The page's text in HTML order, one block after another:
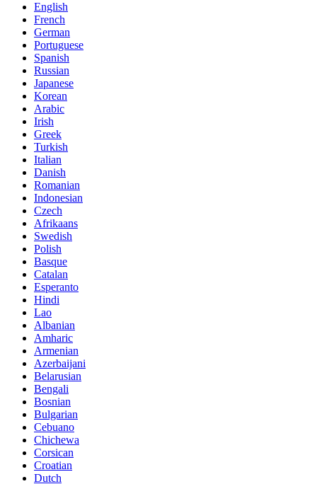
English
French
German
Portuguese
Spanish
Russian
Japanese
Korean
Arabic
Irish
Greek
Turkish
Italian
Danish
Romanian
Indonesian
Czech
Afrikaans
Swedish
Polish
Basque
Catalan
Esperanto
Hindi
Lao
Albanian
Amharic
Armenian
Azerbaijani
Belarusian
Bengali
Bosnian
Bulgarian
Cebuano
Chichewa
Corsican
Croatian
Dutch